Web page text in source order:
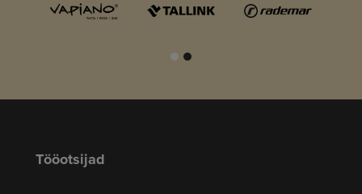
Tööotsijad